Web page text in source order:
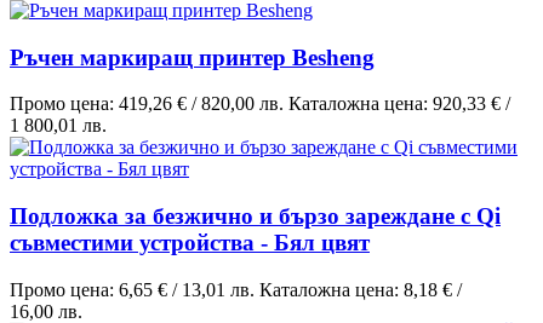
Ръчен маркиращ принтер Besheng
Промо цена: 419,26 € /820,00 лв. Каталожна цена: 920,33 € /
1 800,01 лв.
Подложка за безжично и бързо зареждане с Qi
съвместими устройства - Бял цвят
Промо цена: 6,65 € / 13,01 лв. Каталожна цена: 8,18 € /
16,00 лв.